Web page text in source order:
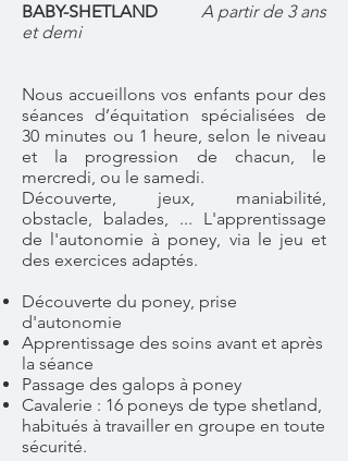
BABY-SHETLAND
A partir de 3 ans
et demi
Nous accueillons vos enfants pour des
séances d’équitation spécialisées de
30 minutes ou 1 heure, selon le niveau
et la progression de chacun, le
mercredi, ou le samedi.
Découverte, jeux, maniabilité,
obstacle, balades, ... L'apprentissage
de l'autonomie à poney, via le jeu et
des exercices adaptés.
Découverte du poney, prise
d'autonomie
Apprentissage des soins avant et après
la séance
Passage des galops à poney
Cavalerie : 16 poneys de type shetland,
habitués à travailler en groupe en toute
sécurité.​